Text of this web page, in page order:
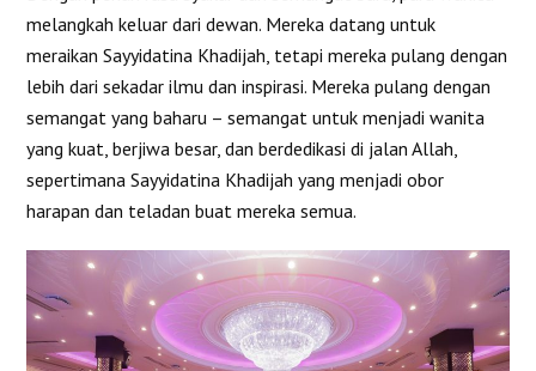
melangkah keluar dari dewan. Mereka datang untuk
meraikan Sayyidatina Khadijah, tetapi mereka pulang dengan
lebih dari sekadar ilmu dan inspirasi. Mereka pulang dengan
semangat yang baharu – semangat untuk menjadi wanita
yang kuat, berjiwa besar, dan berdedikasi di jalan Allah,
sepertimana Sayyidatina Khadijah yang menjadi obor
harapan dan teladan buat mereka semua.